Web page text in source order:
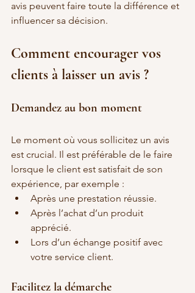
avis peuvent faire toute la différence et
influencer sa décision.
Comment encourager vos
clients à laisser un avis ?
Demandez au bon moment
Le moment où vous sollicitez un avis
est crucial. Il est préférable de le faire
lorsque le client est satisfait de son
expérience, par exemple :
Après une prestation réussie.
Après l’achat d’un produit
apprécié.
Lors d’un échange positif avec
votre service client.
Facilitez la démarche